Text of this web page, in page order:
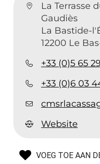
La Terrasse
Gaudiès
La Bastide-
12200 Le
+33 (0)5 65
+33 (0)6 03
Website
VOEG TOE AAN